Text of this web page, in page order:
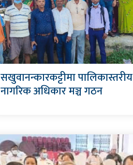
सखुवानन्कारकट्टीमा पालिकास्तरीय
नागरिक अधिकार मञ्च गठन